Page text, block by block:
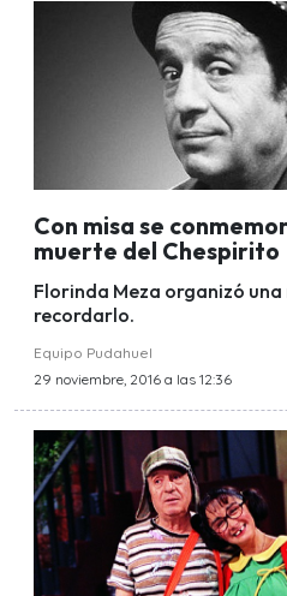
Con misa se
muerte del Chespirito
Florinda Meza organizó
recordarlo.
Equipo Pudahuel
29 noviembre, 2016 a las 12:36